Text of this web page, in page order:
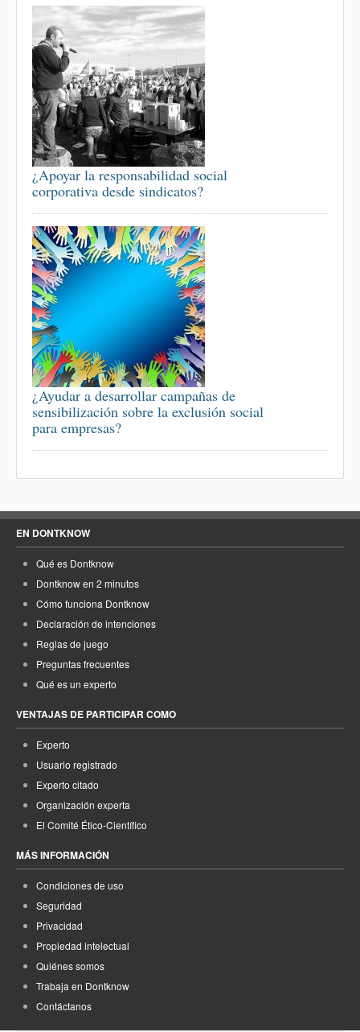
¿Apoyar la responsabilidad social
corporativa desde sindicatos?
¿Ayudar a desarrollar campañas de
sensibilización sobre la exclusión social
para empresas?
EN DONTKNOW
Qué es Dontknow
Dontknow en 2 minutos
Cómo funciona Dontknow
Declaración de intenciones
Reglas de juego
Preguntas frecuentes
Qué es un experto
VENTAJAS DE PARTICIPAR COMO
Experto
Usuario registrado
Experto citado
Organización experta
El Comité Ético-Científico
MÁS INFORMACIÓN
Condiciones de uso
Seguridad
Privacidad
Propiedad intelectual
Quiénes somos
Trabaja en Dontknow
Contáctanos